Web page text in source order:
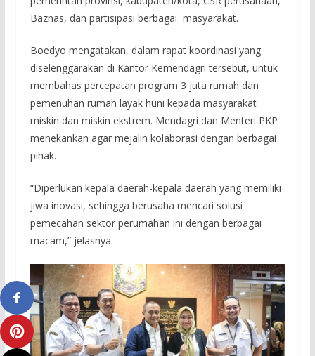
Baznas, dan partisipasi berbagai masyarakat.
Boedyo mengatakan, dalam rapat koordinasi yang
diselenggarakan di Kantor Kemendagri tersebut, untuk
membahas percepatan program 3 juta rumah dan
pemenuhan rumah layak huni kepada masyarakat
miskin dan miskin ekstrem. Mendagri dan Menteri PKP
menekankan agar mejalin kolaborasi dengan berbagai
pihak.
“Diperlukan kepala daerah-kepala daerah yang memiliki
jiwa inovasi, sehingga berusaha mencari solusi
pemecahan sektor perumahan ini dengan berbagai
macam,” jelasnya.